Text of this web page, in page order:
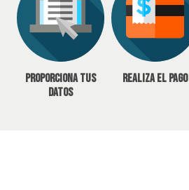
Proporciona tus
datos
Realiza el pago